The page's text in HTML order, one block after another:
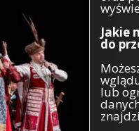
Jakie
do
lub